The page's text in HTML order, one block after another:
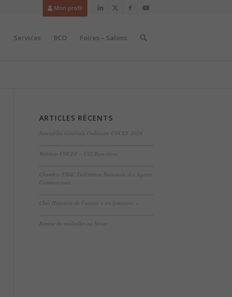
Mon profil
Services BCO Foires – Salons
ARTICLES RÉCENTS
Assemblée Générale Ordinaire COCEF 2026
Webinar COCEF – CCI Barcelone
Chambre FNAC Fédération Nationale des Agents
Commerciaux
Club Hispania de l’année « en femenino »
Remise de médailles au Sénat